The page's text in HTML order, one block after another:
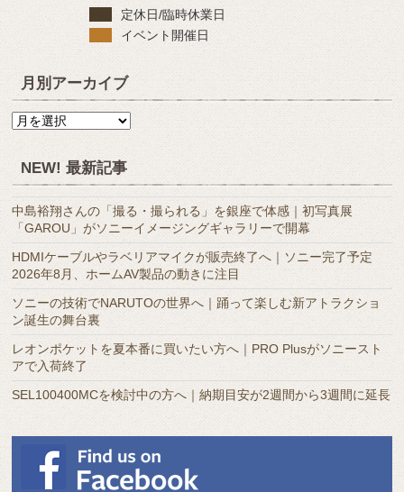
定休日/臨時休業日
イベント開催日
月別アーカイブ
月
ー
カ
イ
ブ
NEW! 最新記事
中島裕翔さんの「撮る・撮られる」を銀座で体感｜初写真展
「GAROU」がソニーイメージングギャラリーで開幕
HDMIケーブルやラベリアマイクが販売終了へ｜ソニー完了予定
2026年8月、ホームAV製品の動きに注目
ソニーの技術でNARUTOの世界へ｜踊って楽しむ新アトラクショ
ン誕生の舞台裏
レオンポケットを夏本番に買いたい方へ｜PRO Plusがソニースト
アで入荷終了
SEL100400MCを検討中の方へ｜納期目安が2週間から3週間に延長